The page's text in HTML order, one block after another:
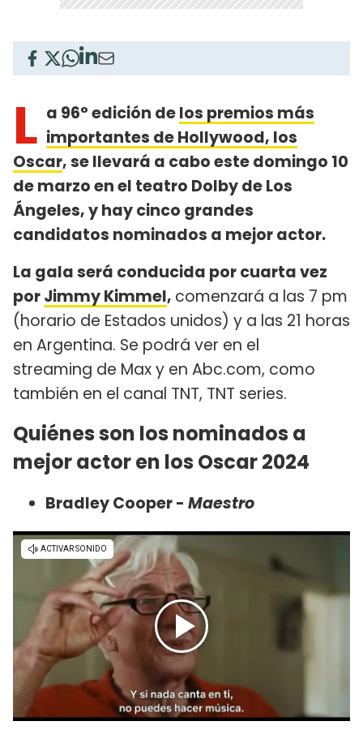
L a 96° edición delos premios más
importantes de Hollywood, los
Oscar, se llevará a cabo este domingo 10
de marzo en el teatro Dolby de Los
Ángeles, y hay cinco grandes
candidatos nominados a mejor actor.
La gala será conducida por cuarta vez
porJimmy Kimmel, comenzará a las 7 pm
(horario de Estados unidos) y a las 21 horas
en Argentina. Se podrá ver en el
streaming de Max y en Abc.com, como
también en el canal TNT, TNT series.
Quiénes son los nominados a
mejor actor en los Oscar 2024
Bradley Cooper - Maestro